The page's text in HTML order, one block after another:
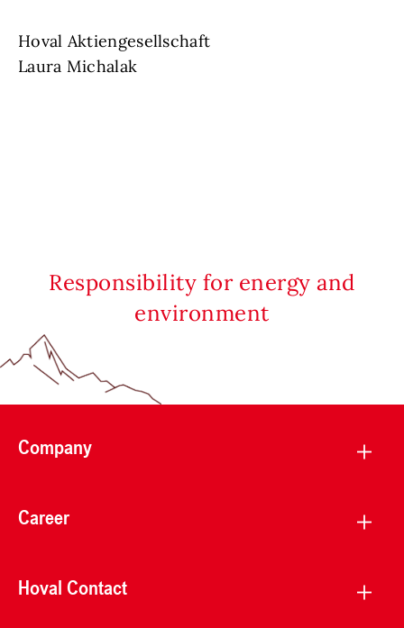
Hoval Aktiengesellschaft
Laura Michalak
Responsibility for energy and
environment
Company
Career
Hoval Contact